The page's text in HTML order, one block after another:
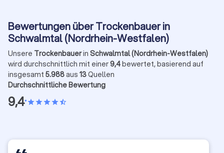
Bewertungen über Trockenbauer in
Schwalmtal (Nordrhein-Westfalen)
Unsere Trockenbauerin Schwalmtal (Nordrhein-Westfalen)
wird durchschnittlich mit einer9,4bewertet, basierend auf
insgesamt 5.988aus 13Quellen
Durchschnittliche Bewertung
9,4•starstarstarstarstar_half